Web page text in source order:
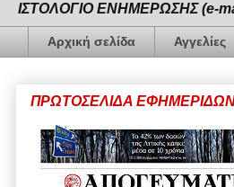
ΙΣΤΟΛΟΓΙΟ ΕΝΗΜΕΡΩΣΗΣ (e-
Αρχική σελίδα Αγγελίες
ΠΡΩΤΟΣΕΛΙΔΑ